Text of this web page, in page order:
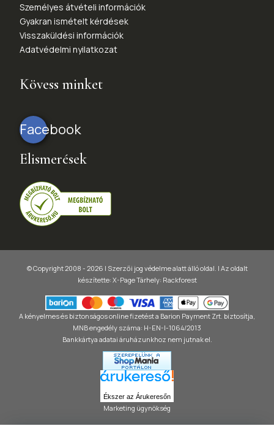
Személyes átvételi információk
Gyakran ismételt kérdések
Visszaküldési információk
Adatvédelmi nyilatkozat
Kövess minket
Facebook
Elismerések
© Copyright 2008 - 2026 | Szerzői jog védelme alatt álló oldal. | Az oldalt
készítette: X-PageTárhely: Rackforest
A kényelmes és biztonságos online fizetést a Barion Payment Zrt. biztosítja,
MNB engedély száma: H-EN-I-1064/2013
Bankkártya adatai áruházunkhoz nem jutnak el.
Ékszer az Árukeresőn
Marketing ügynökség